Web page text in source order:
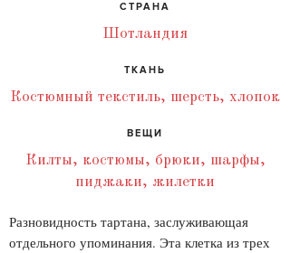
СТРАНА
Шотландия
ТКАНЬ
Костюмный текстиль, шерсть, хлопок
ВЕЩИ
Килты, костюмы, брюки, шарфы,
пиджаки, жилетки
Разновидность тартана, заслуживающая
отдельного упоминания. Эта клетка из трех